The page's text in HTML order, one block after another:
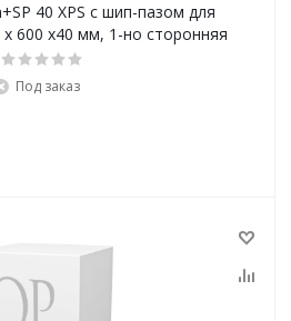
40 XPS с шип-пазом для
600 х40 мм, 1-но сторонняя
Под заказ